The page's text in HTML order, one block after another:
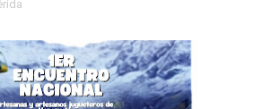
muestra sus avances en visita
de Nutrición celebra Semana